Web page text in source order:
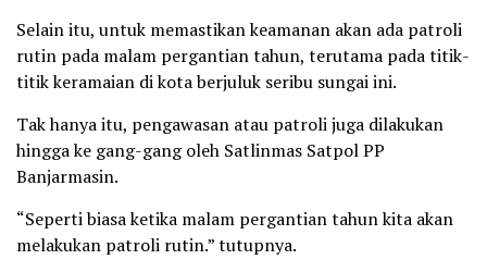
Selain itu, untuk memastikan keamanan akan ada patroli
rutin pada malam pergantian tahun, terutama pada titik-
titik keramaian di kota berjuluk seribu sungai ini.
Tak hanya itu, pengawasan atau patroli juga dilakukan
hingga ke gang-gang oleh Satlinmas Satpol PP
Banjarmasin.
“Seperti biasa ketika malam pergantian tahun kita akan
melakukan patroli rutin.” tutupnya.